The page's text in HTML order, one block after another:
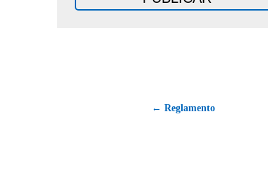
← Reglamento